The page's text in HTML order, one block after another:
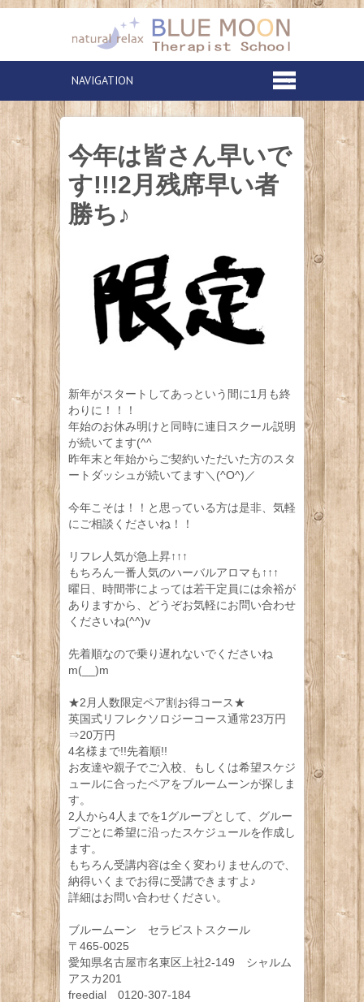
今年は皆さん早いで
す!!!2月残席早い者
勝ち♪
新年がスタートしてあっという間に1月も終
わりに！！！
年始のお休み明けと同時に連日スクール説明
が続いてます(^^ゞ
昨年末と年始からご契約いただいた方のスタ
ートダッシュが続いてます＼(^O^)／
今年こそは！！と思っている方は是非、気軽
にご相談くださいね！！
リフレ人気が急上昇↑↑↑
もちろん一番人気のハーバルアロマも↑↑↑
曜日、時間帯によっては若干定員には余裕が
ありますから、どうぞお気軽にお問い合わせ
くださいね(^^)v
先着順なので乗り遅れないでくださいね
m(__)m
★2月人数限定ペア割お得コース★
英国式リフレクソロジーコース通常23万円
⇒20万円
4名様まで!!先着順!!
お友達や親子でご入校、もしくは希望スケジ
ュールに合ったペアをブルームーンが探しま
す。
2人から4人までを1グループとして、グルー
プごとに希望に沿ったスケジュールを作成し
ます。
もちろん受講内容は全く変わりませんので、
納得いくまでお得に受講できますよ♪
詳細はお問い合わせください。
ブルームーン セラピストスクール
〒465-0025
愛知県名古屋市名東区上社2-149 シャルム
アスカ201
freedial 0120-307-184